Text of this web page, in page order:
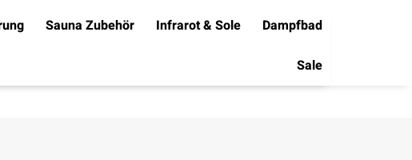
Sauna Zubehör Infrarot & Sole Dampfbad
Sale